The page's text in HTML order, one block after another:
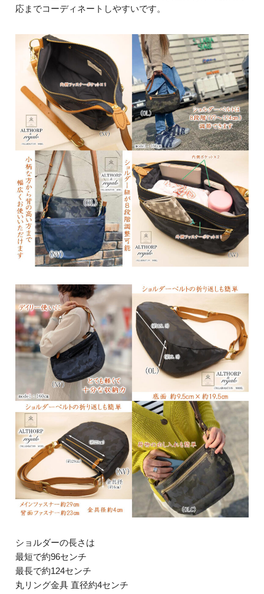
応までコーディネートしやすいです。
ショルダーの長さは
最短で約96センチ
最長で約124センチ
丸リング金具 直径約4センチ